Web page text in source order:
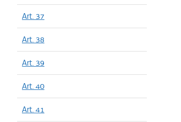
Art. 37
Art. 38
Art. 39
Art. 40
Art. 41